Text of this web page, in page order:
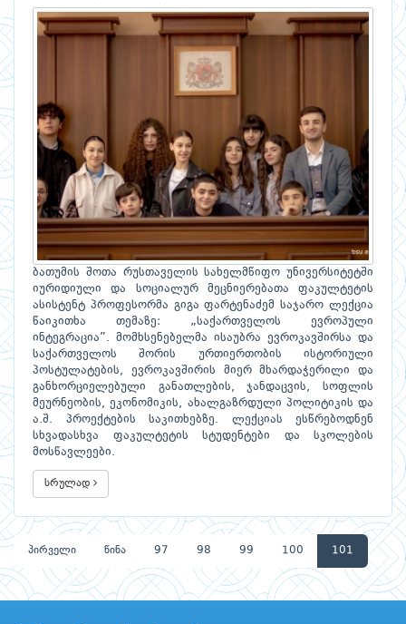
ბათუმის შოთა რუსთაველის სახელმწიფო უნივერსიტეტში
იურიდიული და სოციალურ მეცნიერებათა ფაკულტეტის
ასისტენტ პროფესორმა გიგა ფარტენაძემ საჯარო ლექცია
წაიკითხა თემაზე: „საქართველოს ევროპული
ინტეგრაცია”. მომხსენებელმა ისაუბრა ევროკავშირსა და
საქართველოს შორის ურთიერთობის ისტორიული
პოსტულატების, ევროკავშირის მიერ მხარდაჭერილი და
განხორციელებული განათლების, ჯანდაცვის, სოფლის
მეურნეობის, ეკონომიკის, ახალგაზრდული პოლიტიკის და
ა.შ. პროექტების საკითხებზე. ლექციას ესწრებოდნენ
სხვადასხვა ფაკულტეტის სტუდენტები და სკოლების
მოსწავლეები.
სრულად
პირველი წინა 97 98 99 100 101